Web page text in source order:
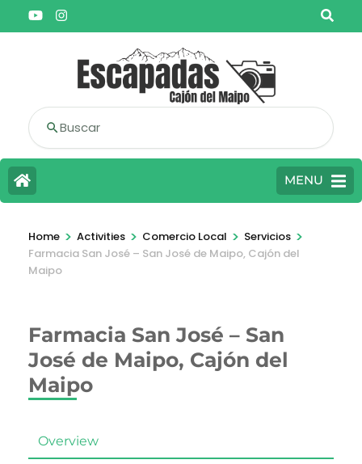
Buscar
MENU
Home > Activities > Comercio Local > Servicios >
Farmacia San José – San José de Maipo, Cajón del
Maipo
Farmacia San José – San
José de Maipo, Cajón del
Maipo
Overview